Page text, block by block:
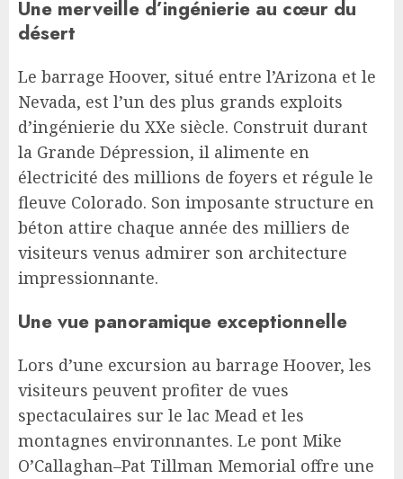
Une merveille d’ingénierie au cœur du
désert
Le barrage Hoover, situé entre l’Arizona et le
Nevada, est l’un des plus grands exploits
d’ingénierie du XXe siècle. Construit durant
la Grande Dépression, il alimente en
électricité des millions de foyers et régule le
fleuve Colorado. Son imposante structure en
béton attire chaque année des milliers de
visiteurs venus admirer son architecture
impressionnante.
Une vue panoramique exceptionnelle
Lors d’une excursion au barrage Hoover, les
visiteurs peuvent profiter de vues
spectaculaires sur le lac Mead et les
montagnes environnantes. Le pont Mike
O’Callaghan–Pat Tillman Memorial offre une